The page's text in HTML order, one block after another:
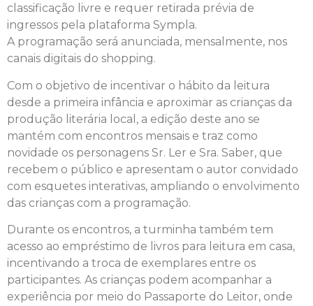
classificação livre e requer retirada prévia de
ingressos pela plataforma Sympla.
A programação será anunciada, mensalmente, nos
canais digitais do shopping.
Com o objetivo de incentivar o hábito da leitura
desde a primeira infância e aproximar as crianças da
produção literária local, a edição deste ano se
mantém com encontros mensais e traz como
novidade os personagens Sr. Ler e Sra. Saber, que
recebem o público e apresentam o autor convidado
com esquetes interativas, ampliando o envolvimento
das crianças com a programação.
Durante os encontros, a turminha também tem
acesso ao empréstimo de livros para leitura em casa,
incentivando a troca de exemplares entre os
participantes. As crianças podem acompanhar a
experiência por meio do Passaporte do Leitor, onde